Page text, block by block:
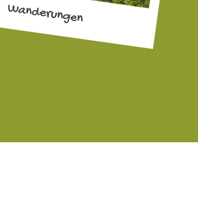
Wanderungen